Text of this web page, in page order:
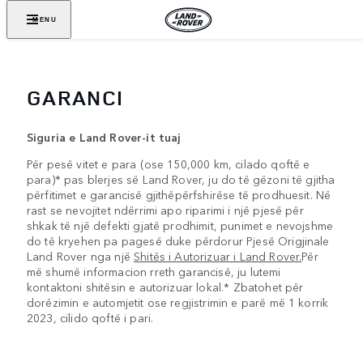
MENU
GARANCI
Siguria e Land Rover-it tuaj
Për pesë vitet e para (ose 150,000 km, cilado qoftë e
para)* pas blerjes së Land Rover, ju do të gëzoni të gjitha
përfitimet e garancisë gjithëpërfshirëse të prodhuesit. Në
rast se nevojitet ndërrimi apo riparimi i një pjesë për
shkak të një defekti gjatë prodhimit, punimet e nevojshme
do të kryehen pa pagesë duke përdorur Pjesë Origjinale
Land Rover nga një Shitës i Autorizuar i Land Rover.Për
më shumë informacion rreth garancisë, ju lutemi
kontaktoni shitësin e autorizuar lokal.* Zbatohet për
dorëzimin e automjetit ose regjistrimin e parë më 1 korrik
2023, cilido qoftë i pari.